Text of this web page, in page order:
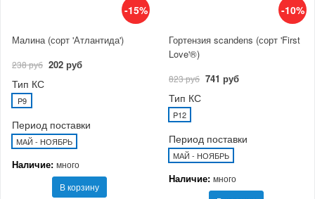
-15%
Малина (сорт 'Атлантида')
238 руб 202 руб
Тип КС
P9
Период поставки
МАЙ - НОЯБРЬ
Наличие: много
В корзину
-10%
Гортензия scandens (сорт 'First
Love'®)
823 руб 741 руб
Тип КС
P12
Период поставки
МАЙ - НОЯБРЬ
Наличие: много